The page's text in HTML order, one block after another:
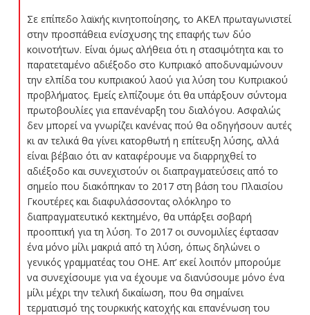
Σε επίπεδο λαϊκής κινητοποίησης, το ΑΚΕΛ πρωταγωνιστεί
στην προσπάθεια ενίσχυσης της επαφής των δύο
κοινοτήτων. Είναι όμως αλήθεια ότι η στασιμότητα και το
παρατεταμένο αδιέξοδο στο Κυπριακό αποδυναμώνουν
την ελπίδα του κυπριακού λαού για λύση του Κυπριακού
προβλήματος. Εμείς ελπίζουμε ότι θα υπάρξουν σύντομα
πρωτοβουλίες για επανέναρξη του διαλόγου. Ασφαλώς
δεν μπορεί να γνωρίζει κανένας πού θα οδηγήσουν αυτές
κι αν τελικά θα γίνει κατορθωτή η επίτευξη λύσης, αλλά
είναι βέβαιο ότι αν καταφέρουμε να διαρρηχθεί το
αδιέξοδο και συνεχιστούν οι διαπραγματεύσεις από το
σημείο που διακόπηκαν το 2017 στη βάση του Πλαισίου
Γκουτέρες και διαφυλάσσοντας ολόκληρο το
διαπραγματευτικό κεκτημένο, θα υπάρξει σοβαρή
προοπτική για τη λύση. Το 2017 οι συνομιλίες έφτασαν
ένα μόνο μίλι μακριά από τη λύση, όπως δηλώνει ο
γενικός γραμματέας του ΟΗΕ. Απ’ εκεί λοιπόν μπορούμε
να συνεχίσουμε για να έχουμε να διανύσουμε μόνο ένα
μίλι μέχρι την τελική δικαίωση, που θα σημαίνει
τερματισμό της τουρκικής κατοχής και επανένωση του